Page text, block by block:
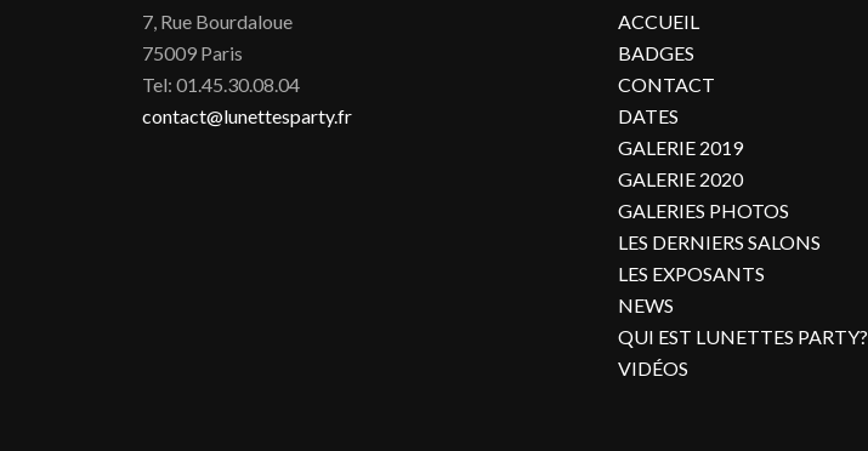
7, Rue Bourdaloue
75009 Paris
Tel: 01.45.30.08.04
contact@lunettesparty.fr
ACCUEIL
BADGES
CONTACT
DATES
GALERIE 2019
GALERIE 2020
GALERIES PHOTOS
LES DERNIERS SALONS
LES EXPOSANTS
NEWS
QUI EST LUNETTES PARTY?
VIDÉOS